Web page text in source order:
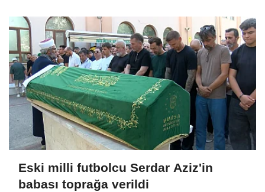
Eski milli futbolcu Serdar Aziz'in
babası toprağa verildi